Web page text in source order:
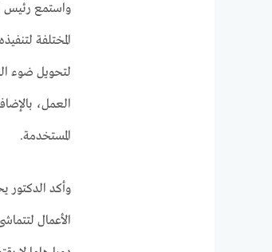
واستمع رئيس
المختلفة
لتحويل ضوء
العمل،
المستخدمة.
وأكد الدكتور
الأعمال